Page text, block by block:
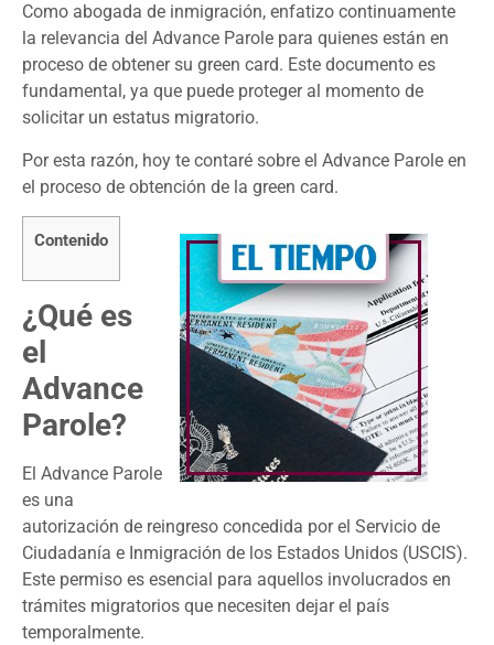
Como abogada de inmigración, enfatizo continuamente
la relevancia del Advance Parole para quienes están en
proceso de obtener su green card. Este documento es
fundamental, ya que puede proteger al momento de
solicitar un estatus migratorio.
Por esta razón, hoy te contaré sobre el Advance Parole en
el proceso de obtención de la green card.
Contenido
¿Qué es
el
Advance
Parole?
El Advance Parole
es una
autorización de reingreso concedida por el Servicio de
Ciudadanía e Inmigración de los Estados Unidos (USCIS).
Este permiso es esencial para aquellos involucrados en
trámites migratorios que necesiten dejar el país
temporalmente.